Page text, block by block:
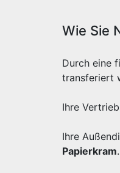
Wie Sie
Durch eine
transferiert
Ihre
Ihre
Papierkram.